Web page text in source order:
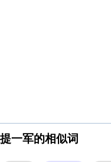
提一军的相似词